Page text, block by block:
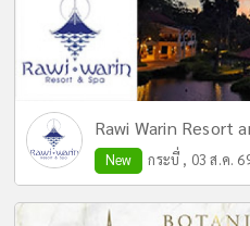
Rawi Warin Resort
New กระบี่ , 03 ส.ค.